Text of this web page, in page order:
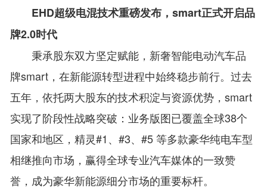
EHD超级电混技术重磅发布，smart正式开启品
牌2.0时代
秉承股东双方坚定赋能，新奢智能电动汽车品
牌smart，在新能源转型进程中始终稳步前行。过去
五年，依托两大股东的技术积淀与资源优势，smart
实现了阶段性战略突破：业务版图已覆盖全球38个
国家和地区，精灵#1、#3、#5 等多款豪华纯电车型
相继推向市场，赢得全球专业汽车媒体的一致赞
誉，成为豪华新能源细分市场的重要标杆。